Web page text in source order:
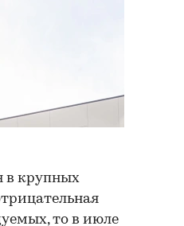
в крупных
то в июле